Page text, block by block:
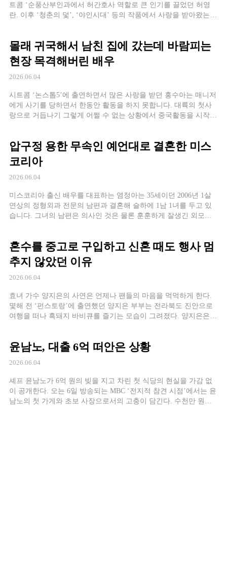
트콤 ‘순풍산부인과에서 허간호사 역할로 큰 인기를 끌었던 허영
란. 이후 ‘청춘의 덫’, ‘야인시대’ 등의 작품에서 사랑을 받아왔는데
날 때 즈음 먼저 “나 한 번 만나볼래”라며 대시했다는 그녀. 막상 결
혼을 했는데 공교롭게 […]
몰래 귀국해서 남친 집에 갔는데 바람피는
현장 목격해버린 배우
2026.06.04
시트콤 ‘논스톱5’에 출연하면서 많은 사랑을 받던 홍수아는 매니저
에게 사기를 당하면서 한동안 활동을 하지 못합니다. 대륙의 첫사
랑으로 거듭나기 그렇게 어쩔 수 없는 상황에서 중국활동을 시작하
요. 그리고 ‘대륙의 첫사랑’이라고 불리게 됩니다. 이후 중국 내 다
양한 작품과 예능에서 활약을 하면서 또 하나의 한류스타로 자리
[…]
압구정 용한 무속인 예언대로 결혼한 미스
코리아
2026.06.04
미스코리아 출신 배우를 대표하는 염정아는 35세이던 2006년 1살
연상의 정형외과 전문의 남편과 결혼해 슬하에 1남 1녀를 두고 있
습니다. 그녀의 남편은 의사인 것은 물론 훈훈하게 잘생긴 외모로
사주를 보러 다니곤 했다는데요. 한 번은 압구정에서 삐삐를 치면
오는 일명 삐삐도사를 […]
혼수를 중고로 구입하고 신혼 때도 행사 멈
추지 않았던 이유
2026.06.04
효녀 가수 양지은의 사연은 언제나 팬들의 마음을 먹먹하게 한다.
몇해 전 ‘펀스토랑’에 출연했던 양지은 부부는 전라북도 진안으로
여행을 떠나 흑돼지 바비큐를 즐기는 모습이 그려졌다. 양지은은
녀는 일찍부터 많이 아프셨던 아버지를 회상하며 그리움을 드러냈
윤남노, 대출 6억 떠안은 상황
2026.06.04
셰프 윤남노가 6억 원의 빚을 지고 차린 첫 식당의 현실을 가감 없
이 공개한다. 오는 6일 방송되는 MBC ‘전지적 참견 시점’에서는 윤
남노의 첫 가게와 초보 사장으로서의 고충이 담긴다. 수천만 원대